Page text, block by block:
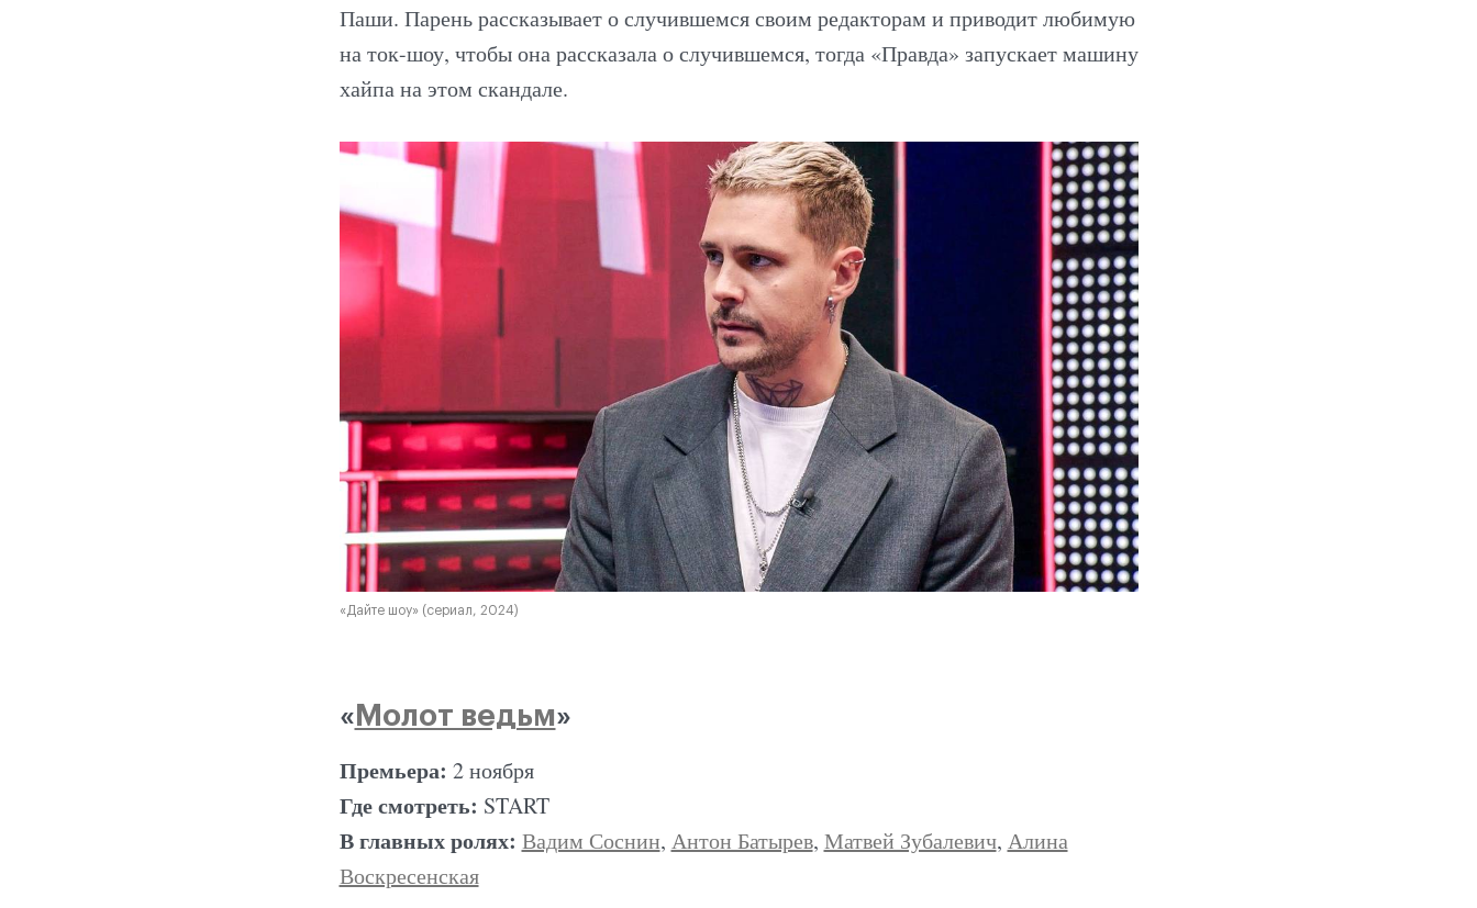
Паши. Парень рассказывает о случившемся своим редакторам и приводит любимую
на ток-шоу, чтобы она рассказала о случившемся, тогда «Правда» запускает машину
хайпа на этом скандале.
«Дайте шоу» (сериал, 2024)
« Молот ведьм»
Премьера: 2 ноября
Где смотреть: START
В главных ролях: Вадим Соснин, Антон Батырев, Матвей Зубалевич, Алина
Воскресенская